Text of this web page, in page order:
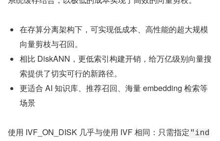
在存算分离架构下，可实现低成本、高性能的超大规模
向量剪枝与召回。
相比 DiskANN，更低索引构建开销，给万亿级别向量搜
索提供了切实可行的新路径。
更适合 AI 知识库、推荐召回、海量 embedding 检索等
场景
使用 IVF_ON_DISK 几乎与使用 IVF 相同：只需指定 "ind